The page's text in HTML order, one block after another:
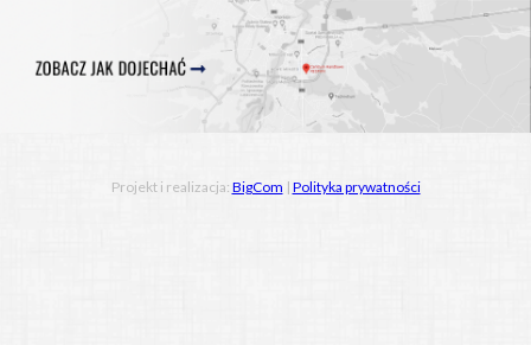
Projekt i realizacja: BigCom | Polityka prywatności